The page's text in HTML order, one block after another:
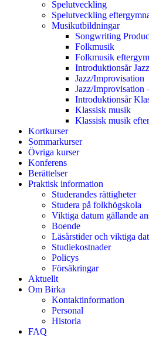
Spelutveckling
Spelutveckling
Musikutbildningar
Songwriting
Folkmusik
Folkmusik
Introduktionsår Jazz
Jazz/Improvisation
Jazz/Improvisation
Introduktionsår
Klassisk musik
Klassisk musik
Kortkurser
Sommarkurser
Övriga kurser
Konferens
Berättelser
Praktisk information
Studerandes rättigheter
Studera på folkhögskola
Viktiga datum gällande
Boende
Läsårstider och viktiga
Studiekostnader
Policys
Försäkringar
Aktuellt
Om Birka
Kontaktinformation
Personal
Historia
FAQ